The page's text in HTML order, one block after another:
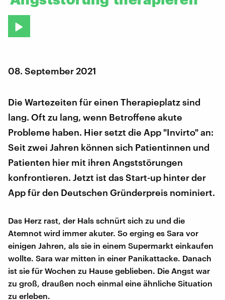
08. September 2021
Die Wartezeiten für einen Therapieplatz sind
lang. Oft zu lang, wenn Betroffene akute
Probleme haben. Hier setzt die App "Invirto" an:
Seit zwei Jahren können sich Patientinnen und
Patienten hier mit ihren Angststörungen
konfrontieren. Jetzt ist das Start-up hinter der
App für den Deutschen Gründerpreis nominiert.
Das Herz rast, der Hals schnürt sich zu und die
Atemnot wird immer akuter. So erging es Sara vor
einigen Jahren, als sie in einem Supermarkt einkaufen
wollte. Sara war mitten in einer Panikattacke. Danach
ist sie für Wochen zu Hause geblieben. Die Angst war
zu groß, draußen noch einmal eine ähnliche Situation
zu erleben.